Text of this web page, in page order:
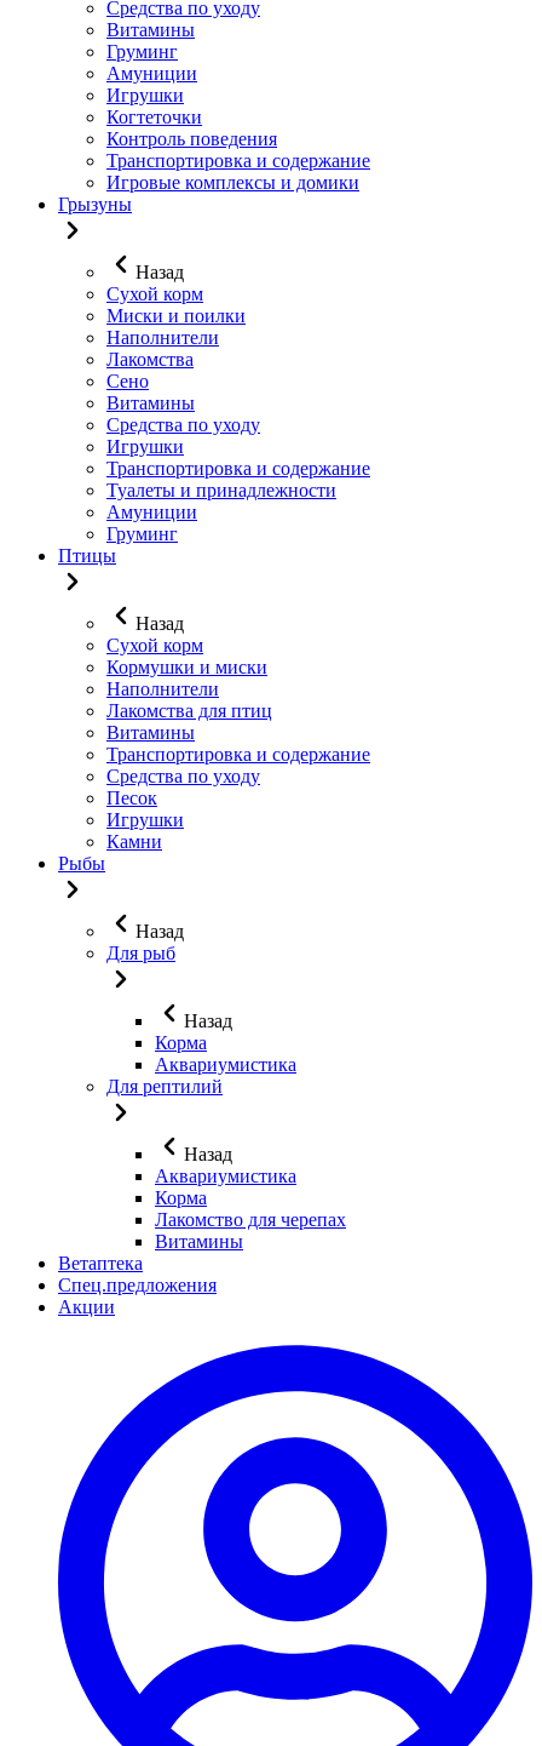
Средства по уходу
Витамины
Груминг
Амуниции
Игрушки
Когтеточки
Контроль поведения
Транспортировка и содержание
Игровые комплексы и домики
Грызуны
Назад
Сухой корм
Миски и поилки
Наполнители
Лакомства
Сено
Витамины
Средства по уходу
Игрушки
Транспортировка и содержание
Туалеты и принадлежности
Амуниции
Груминг
Птицы
Назад
Сухой корм
Кормушки и миски
Наполнители
Лакомства для птиц
Витамины
Транспортировка и содержание
Средства по уходу
Песок
Игрушки
Камни
Рыбы
Назад
Для рыб
Назад
Корма
Аквариумистика
Для рептилий
Назад
Аквариумистика
Корма
Лакомство для черепах
Витамины
Ветаптека
Спец.предложения
Акции